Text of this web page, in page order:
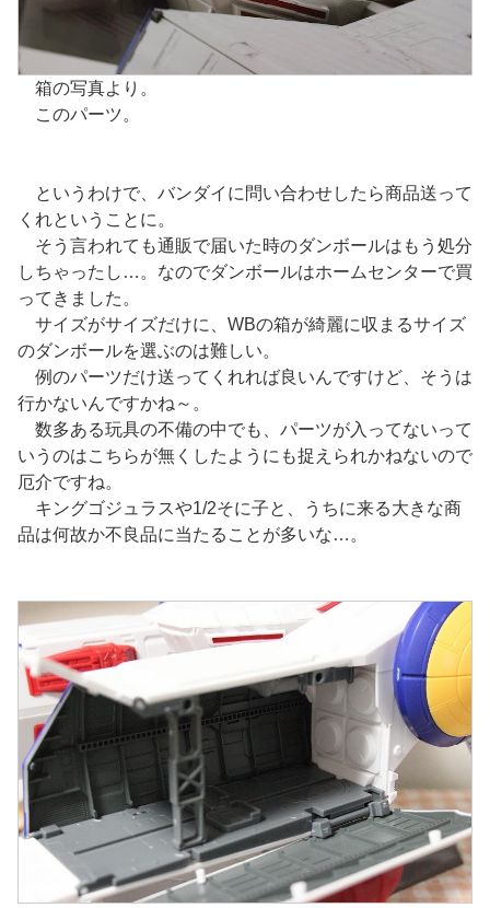
箱の写真より。
このパーツ。
というわけで、バンダイに問い合わせしたら商品送って
くれということに。
そう言われても通販で届いた時のダンボールはもう処分
しちゃったし…。なのでダンボールはホームセンターで買
ってきました。
サイズがサイズだけに、WBの箱が綺麗に収まるサイズ
のダンボールを選ぶのは難しい。
例のパーツだけ送ってくれれば良いんですけど、そうは
行かないんですかね～。
数多ある玩具の不備の中でも、パーツが入ってないって
いうのはこちらが無くしたようにも捉えられかねないので
厄介ですね。
キングゴジュラスや1/2そに子と、うちに来る大きな商
品は何故か不良品に当たることが多いな…。